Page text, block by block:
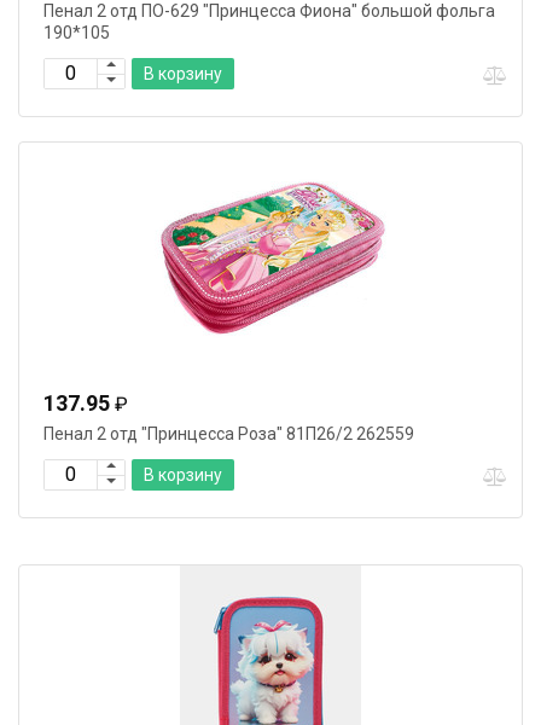
Пенал 2 отд ПО-629 "Принцесса Фиона" большой фольга
190*105
В корзину
137.95 ₽
Пенал 2 отд "Принцесса Роза" 81П26/2 262559
В корзину